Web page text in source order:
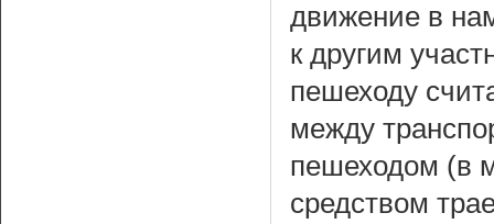
движение в
к другим
пешеходу
между
пешеходом (в
средством